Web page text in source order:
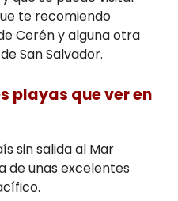
te recomiendo
Cerén y alguna otra
San Salvador.
playas que ver en
sin salida al Mar
de unas excelentes